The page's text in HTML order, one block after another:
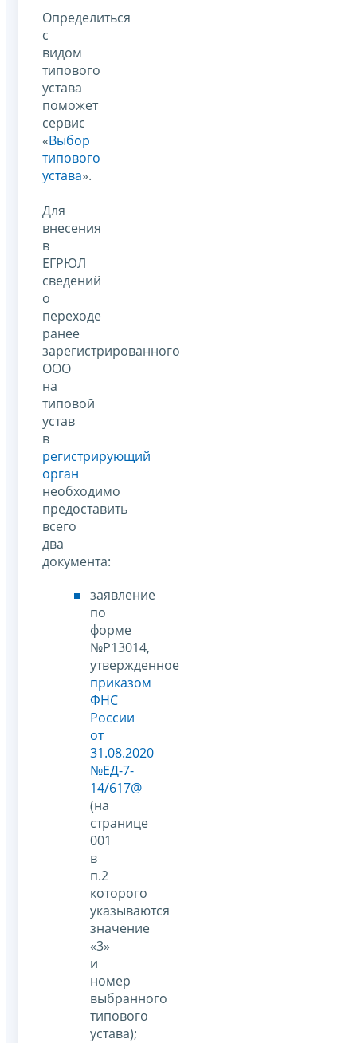
Определиться
с
видом
типового
устава
поможет
сервис
«Выбор
типового
устава».
Для
внесения
в
ЕГРЮЛ
сведений
о
переходе
ранее
зарегистрированного
ООО
на
типовой
устав
в
регистрирующий
орган
необходимо
предоставить
всего
два
документа:
заявление
по
форме
№Р13014,
утвержденное
приказом
ФНС
России
от
31.08.2020
№ЕД-7-
14/617@
(на
странице
001
в
п.2
которого
указываются
значение
«3»
и
номер
выбранного
типового
устава);